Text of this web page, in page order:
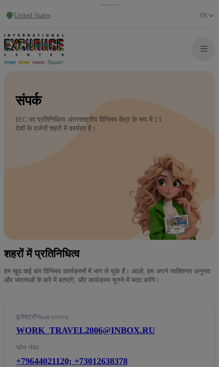
United States IN
संपर्क
IEC का प्रतिनिधित्व अंतरराष्ट्रीय विनिमय केंद्र के रूप में 13
देशों के दर्जनों शहरों में कार्यरत है।
शहरों में प्रतिनिधित्व
हम खुद कई बार विनिमय कार्यक्रमों में भाग ले चुके हैं। आओ, हम अपने व्यक्तिगत अनुभव
और भावनाओं के बारे में बताएंगे, और कार्यक्रम चुनने में मदद करेंगे।
इलेक्ट्रॉनная почта:
WORK_TRAVEL2006@INBOX.RU
फोन नंबर:
+79644021120; +73012638378